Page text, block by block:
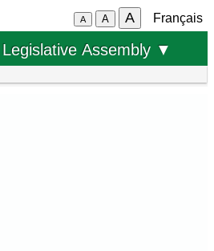
A A A Français
Legislative Assembly ▼